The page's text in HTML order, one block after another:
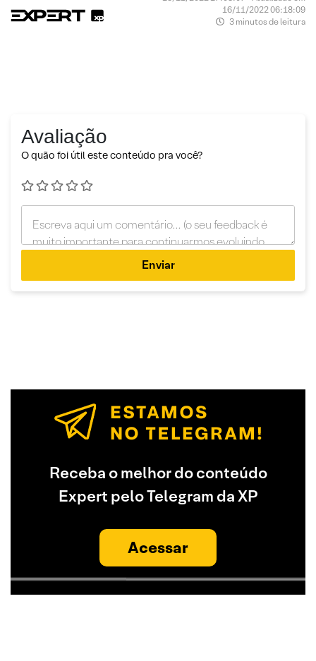
16/11/2022 06:18:09
3 minutos de leitura
Avaliação
O quão foi útil este conteúdo pra você?
Enviar
Receba o melhor do conteúdo
Expert pelo Telegram da XP
Acessar